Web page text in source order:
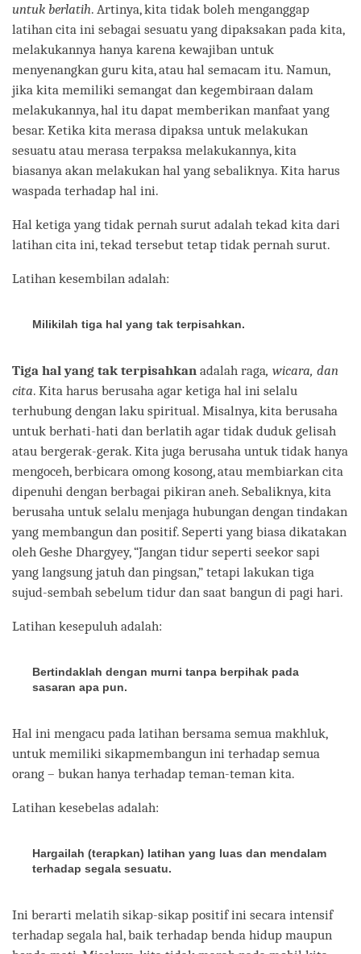
untuk berlatih. Artinya, kita tidak boleh menganggap
latihan cita ini sebagai sesuatu yang dipaksakan pada kita,
melakukannya hanya karena kewajiban untuk
menyenangkan guru kita, atau hal semacam itu. Namun,
jika kita memiliki semangat dan kegembiraan dalam
melakukannya, hal itu dapat memberikan manfaat yang
besar. Ketika kita merasa dipaksa untuk melakukan
sesuatu atau merasa terpaksa melakukannya, kita
biasanya akan melakukan hal yang sebaliknya. Kita harus
waspada terhadap hal ini.
Hal ketiga yang tidak pernah surut adalah tekad kita dari
latihan cita ini, tekad tersebut tetap tidak pernah surut.
Latihan kesembilan adalah:
Milikilah tiga hal yang tak terpisahkan.
Tiga hal yang tak terpisahkan adalah raga, wicara, dan
cita. Kita harus berusaha agar ketiga hal ini selalu
terhubung dengan laku spiritual. Misalnya, kita berusaha
untuk berhati-hati dan berlatih agar tidak duduk gelisah
atau bergerak-gerak. Kita juga berusaha untuk tidak hanya
mengoceh, berbicara omong kosong, atau membiarkan cita
dipenuhi dengan berbagai pikiran aneh. Sebaliknya, kita
berusaha untuk selalu menjaga hubungan dengan tindakan
yang membangun dan positif. Seperti yang biasa dikatakan
oleh Geshe Dhargyey, “Jangan tidur seperti seekor sapi
yang langsung jatuh dan pingsan,” tetapi lakukan tiga
sujud-sembah sebelum tidur dan saat bangun di pagi hari.
Latihan kesepuluh adalah:
Bertindaklah dengan murni tanpa berpihak pada
sasaran apa pun.
Hal ini mengacu pada latihan bersama semua makhluk,
untuk memiliki sikapmembangun ini terhadap semua
orang – bukan hanya terhadap teman-teman kita.
Latihan kesebelas adalah:
Hargailah (terapkan) latihan yang luas dan mendalam
terhadap segala sesuatu.
Ini berarti melatih sikap-sikap positif ini secara intensif
terhadap segala hal, baik terhadap benda hidup maupun